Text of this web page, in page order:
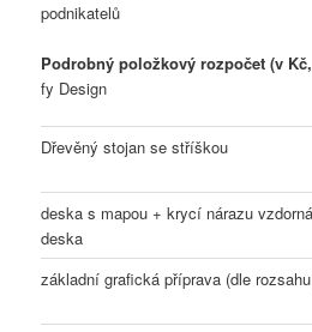
podnikatelů
Podrobný položkový rozpočet (v
fy Design
Dřevěný stojan se stříškou
deska s mapou + krycí nárazu vzdorná
deska
základní grafická příprava (dle